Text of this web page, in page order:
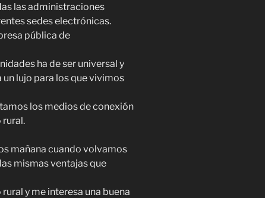
las administraciones
sedes electrónicas.
pública de
ha de ser universal y
un lujo para los que vivimos
los medios de conexión
rural.
mañana cuando volvamos
mismas ventajas que
y me interesa una buena